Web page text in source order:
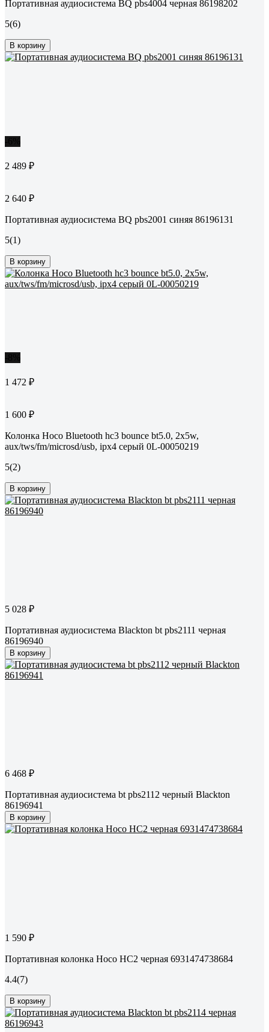
Портативная аудиосистема BQ pbs4004 черная 86198202
5(6)
В корзину
2 489 ₽
2 640 ₽
Портативная аудиосистема BQ pbs2001 синяя 86196131
5(1)
В корзину
1 472 ₽
1 600 ₽
Колонка Hoco Bluetooth hc3 bounce bt5.0, 2x5w,
aux/tws/fm/microsd/usb, ipx4 серый 0L-00050219
5(2)
В корзину
5 028 ₽
Портативная аудиосистема Blackton bt pbs2111 черная
86196940
В корзину
6 468 ₽
Портативная аудиосистема bt pbs2112 черный Blackton
86196941
В корзину
1 590 ₽
Портативная колонка Hoco HC2 черная 6931474738684
4.4(7)
В корзину